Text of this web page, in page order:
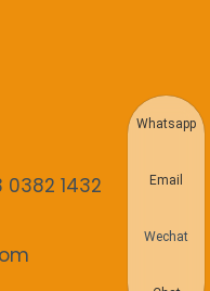
0382 1432
Whatsapp
Email
Wechat